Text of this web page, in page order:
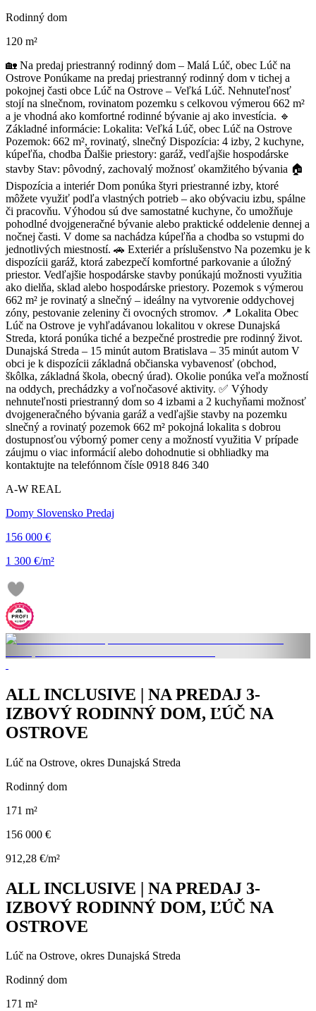
Rodinný dom
120 m²
🏡 Na predaj priestranný rodinný dom – Malá Lúč, obec Lúč na
Ostrove Ponúkame na predaj priestranný rodinný dom v tichej a
pokojnej časti obce Lúč na Ostrove – Veľká Lúč. Nehnuteľnosť
stojí na slnečnom, rovinatom pozemku s celkovou výmerou 662 m²
a je vhodná ako komfortné rodinné bývanie aj ako investícia. 🔹
Základné informácie: Lokalita: Veľká Lúč, obec Lúč na Ostrove
Pozemok: 662 m², rovinatý, slnečný Dispozícia: 4 izby, 2 kuchyne,
kúpeľňa, chodba Ďalšie priestory: garáž, vedľajšie hospodárske
stavby Stav: pôvodný, zachovalý možnosť okamžitého bývania 🏠
Dispozícia a interiér Dom ponúka štyri priestranné izby, ktoré
môžete využiť podľa vlastných potrieb – ako obývaciu izbu, spálne
či pracovňu. Výhodou sú dve samostatné kuchyne, čo umožňuje
pohodlné dvojgeneračné bývanie alebo praktické oddelenie dennej a
nočnej časti. V dome sa nachádza kúpeľňa a chodba so vstupmi do
jednotlivých miestností. 🚗 Exteriér a príslušenstvo Na pozemku je k
dispozícii garáž, ktorá zabezpečí komfortné parkovanie a úložný
priestor. Vedľajšie hospodárske stavby ponúkajú možnosti využitia
ako dielňa, sklad alebo hospodárske priestory. Pozemok s výmerou
662 m² je rovinatý a slnečný – ideálny na vytvorenie oddychovej
zóny, pestovanie zeleniny či ovocných stromov. 📍 Lokalita Obec
Lúč na Ostrove je vyhľadávanou lokalitou v okrese Dunajská
Streda, ktorá ponúka tiché a bezpečné prostredie pre rodinný život.
Dunajská Streda – 15 minút autom Bratislava – 35 minút autom V
obci je k dispozícii základná občianska vybavenosť (obchod,
škôlka, základná škola, obecný úrad). Okolie ponúka veľa možností
na oddych, prechádzky a voľnočasové aktivity. ✅ Výhody
nehnuteľnosti priestranný dom so 4 izbami a 2 kuchyňami možnosť
dvojgeneračného bývania garáž a vedľajšie stavby na pozemku
slnečný a rovinatý pozemok 662 m² pokojná lokalita s dobrou
dostupnosťou výborný pomer ceny a možností využitia V prípade
záujmu o viac informácií alebo dohodnutie si obhliadky ma
kontaktujte na telefónnom čísle 0918 846 340
A-W REAL
Domy Slovensko Predaj
156 000 €
1 300 €/m²
ALL INCLUSIVE | NA PREDAJ 3-
IZBOVÝ RODINNÝ DOM, ĽÚČ NA
OSTROVE
Lúč na Ostrove, okres Dunajská Streda
Rodinný dom
171 m²
156 000 €
912,28 €/m²
ALL INCLUSIVE | NA PREDAJ 3-
IZBOVÝ RODINNÝ DOM, ĽÚČ NA
OSTROVE
Lúč na Ostrove, okres Dunajská Streda
Rodinný dom
171 m²